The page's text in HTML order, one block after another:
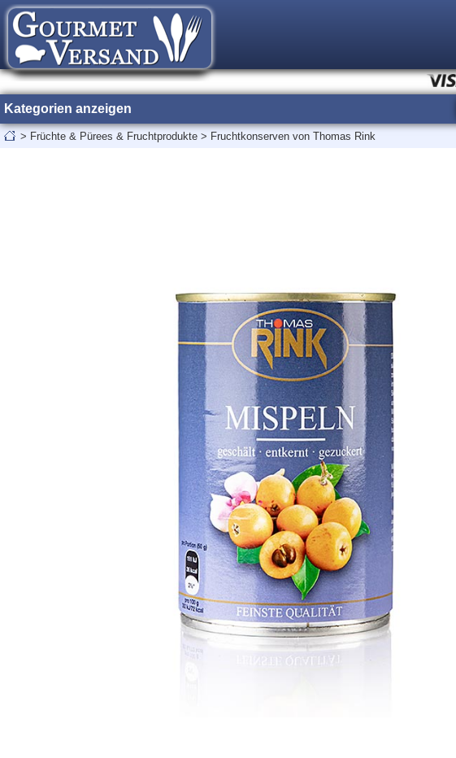
Kategorien anzeigen
> Früchte & Pürees & Fruchtprodukte > Fruchtkonserven von Thomas Rink